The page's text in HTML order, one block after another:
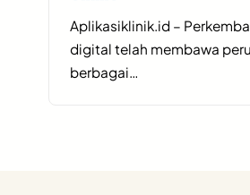
Aplikasiklinik.id –
digital telah membawa
berbagai…